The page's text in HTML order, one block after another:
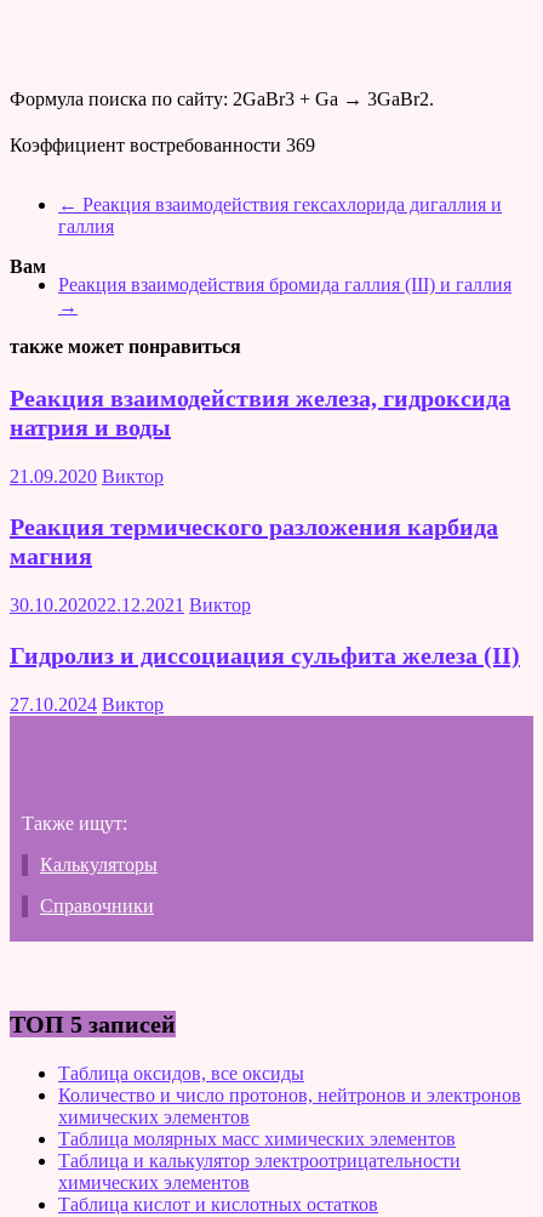
Формула поиска по сайту: 2GaBr3 + Ga → 3GaBr2.
Коэффициент востребованности 369
← Реакция взаимодействия гексахлорида дигаллия и
галлия
Реакция взаимодействия бромида галлия (III) и галлия
→
Вам
также может понравиться
Реакция взаимодействия железа, гидроксида
натрия и воды
21.09.2020 Виктор
Реакция термического разложения карбида
магния
30.10.202022.12.2021 Виктор
Гидролиз и диссоциация сульфита железа (II)
27.10.2024 Виктор
Также ищут:
Калькуляторы
Справочники
ТОП 5 записей
Таблица оксидов, все оксиды
Количество и число протонов, нейтронов и электронов
химических элементов
Таблица молярных масс химических элементов
Таблица и калькулятор электроотрицательности
химических элементов
Таблица кислот и кислотных остатков